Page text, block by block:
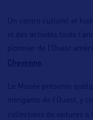
Un centre culturel et
et des activités toute
pionnier de l’Ouest
Cheyenne
Le Musée présente
intrigants de l’Ouest, y
collections de voitures à